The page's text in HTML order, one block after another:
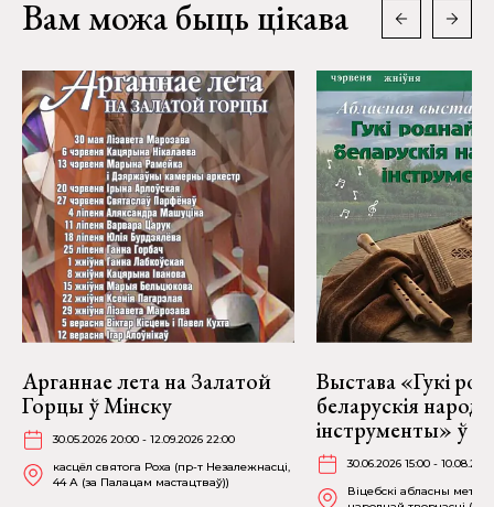
Вам можа быць цікава
Арганнае лета на Залатой
Горцы ў Мінску
30.05.2026 20:00 - 12.09.2026 22:00
касцёл святога Роха (пр-т Незалежнасці,
44 А (за Палацам мастацтваў))
Выстава «Гукі
беларускія
інструменты» ў
30.06.2026 15:00 -
Віцебскі абласны